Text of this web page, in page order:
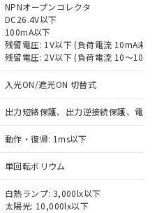
NPNオープンコレクタ
DC26.4V以下
100mA以下
残留電圧: 1V以下 (負荷電流 10mA未満
残留電圧: 2V以下 (負荷電流 10～
入光ON/遮光ON 切替式
出力短絡保護、出力逆接続保護、電源
動作・復帰: 1ms以下
単回転ボリウム
白熱ランプ: 3,000lx以下
太陽光: 10,000lx以下